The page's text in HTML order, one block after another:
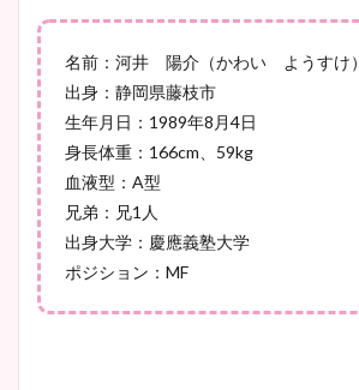
名前：河井 陽介（かわい ようすけ）
出身：静岡県藤枝市
生年月日：1989年8月4日
身長体重：166cm、59kg
血液型：A型
兄弟：兄1人
出身大学：慶應義塾大学
ポジション：MF